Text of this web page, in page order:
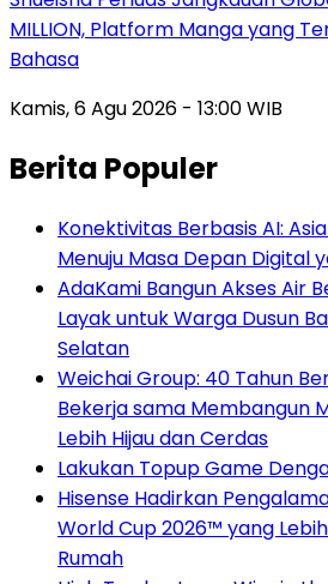
MILLION, Platform Manga yang
Bahasa
Kamis, 6 Agu 2026 - 13:00 WIB
Berita Populer
Konektivitas Berbasis AI:
Menuju Masa Depan Digital
AdaKami Bangun Akses Air
Layak untuk Warga Dusun
Selatan
Weichai Group: 40 Tahun
Bekerja sama Membangun
Lebih Hijau dan Cerdas
Lakukan Topup Game
Hisense Hadirkan
World Cup 2026™ yang
Rumah